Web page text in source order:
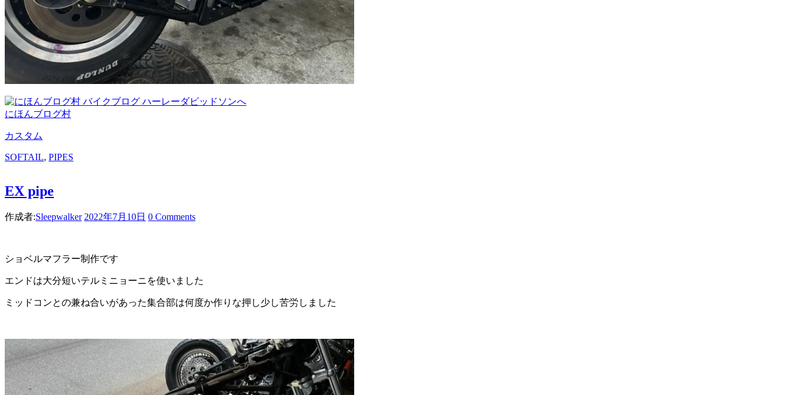
にほんブログ村
カスタム
SOFTAIL, PIPES
EX pipe
作成者:Sleepwalker 2022年7月10日 0 Comments
ショベルマフラー制作です
エンドは大分短いテルミニョーニを使いました
ミッドコンとの兼ね合いがあった集合部は何度か作りな押し少し苦労しました